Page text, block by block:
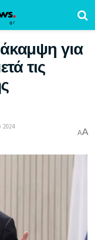
για
τις
AA